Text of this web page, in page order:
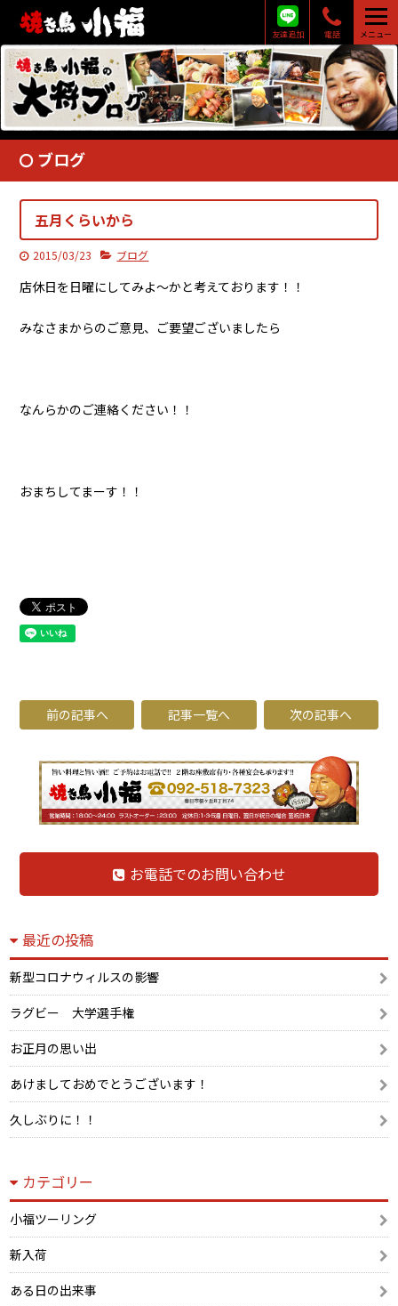
友達追加 電話 メニュー
ブログ
五月くらいから
2015/03/23 ブログ
店休日を日曜にしてみよ〜かと考えております！！
みなさまからのご意見、ご要望ございましたら
なんらかのご連絡ください！！
おまちしてまーす！！
前の記事へ 記事一覧へ 次の記事へ
お電話でのお問い合わせ
最近の投稿
新型コロナウィルスの影響
ラグビー 大学選手権
お正月の思い出
あけましておめでとうございます！
久しぶりに！！
カテゴリー
小福ツーリング
新入荷
ある日の出来事